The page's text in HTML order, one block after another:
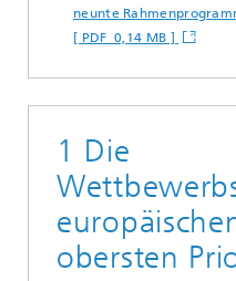
neunte
[ PDF 0,14 MB ]
1 Die
obersten